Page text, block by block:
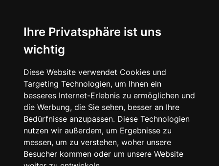
Ihre Privatsphäre ist uns
wichtig
Diese Website verwendet Cookies und
Targeting Technologien, um Ihnen ein
besseres Internet-Erlebnis zu ermöglichen und
die Werbung, die Sie sehen, besser an Ihre
Bedürfnisse anzupassen. Diese Technologien
nutzen wir außerdem, um Ergebnisse zu
messen, um zu verstehen, woher unsere
Besucher kommen oder um unsere Website